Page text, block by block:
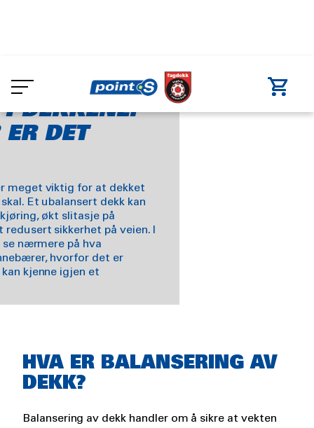
main
DEKKENE:
ER DET
meget viktig for at dekket
Et ubalansert dekk kan
økt slitasje på
sikkerhet på veien. I
nærmere på hva
hvorfor det er
kjenne igjen et
Rich
text
HVA ER BALANSERING AV
DEKK?
Balansering av dekk handler om å sikre at vekten